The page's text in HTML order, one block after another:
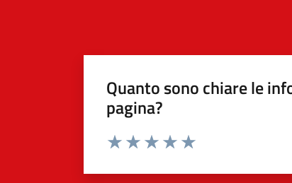
Quanto sono chiare le
pagina?
Valuta da 1 a 5 stelle la pagina